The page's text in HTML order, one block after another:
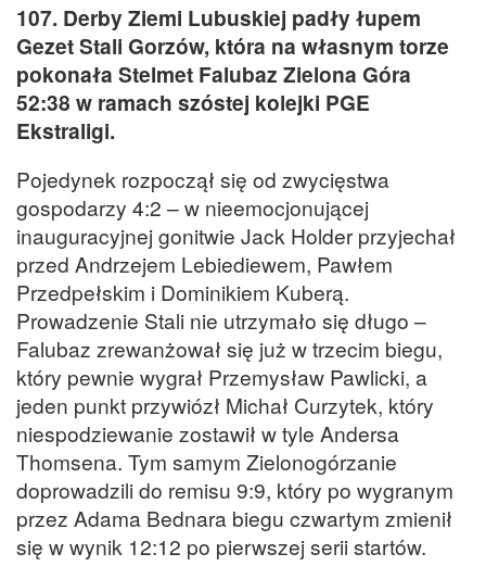
107. Derby Ziemi Lubuskiej padły łupem
Gezet Stali Gorzów, która na własnym torze
pokonała Stelmet Falubaz Zielona Góra
52:38 w ramach szóstej kolejki PGE
Ekstraligi.
Pojedynek rozpoczął się od zwycięstwa
gospodarzy 4:2 – w nieemocjonującej
inauguracyjnej gonitwie Jack Holder przyjechał
przed Andrzejem Lebiediewem, Pawłem
Przedpełskim i Dominikiem Kuberą.
Prowadzenie Stali nie utrzymało się długo –
Falubaz zrewanżował się już w trzecim biegu,
który pewnie wygrał Przemysław Pawlicki, a
jeden punkt przywiózł Michał Curzytek, który
niespodziewanie zostawił w tyle Andersa
Thomsena. Tym samym Zielonogórzanie
doprowadzili do remisu 9:9, który po wygranym
przez Adama Bednara biegu czwartym zmienił
się w wynik 12:12 po pierwszej serii startów.